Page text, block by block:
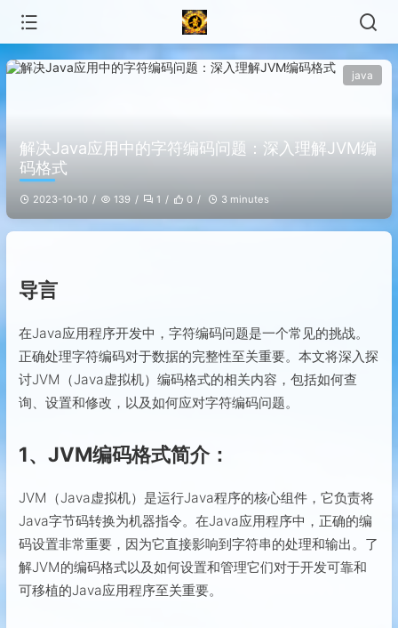
java
解决Java应用中的字符编码问题：深入理解JVM编
码格式
2023-10-10 139 1 0 3 minutes
导言
在Java应用程序开发中，字符编码问题是一个常见的挑战。
正确处理字符编码对于数据的完整性至关重要。本文将深入探
讨JVM（Java虚拟机）编码格式的相关内容，包括如何查
询、设置和修改，以及如何应对字符编码问题。
1、JVM编码格式简介：
JVM（Java虚拟机）是运行Java程序的核心组件，它负责将
Java字节码转换为机器指令。在Java应用程序中，正确的编
码设置非常重要，因为它直接影响到字符串的处理和输出。了
解JVM的编码格式以及如何设置和管理它们对于开发可靠和
可移植的Java应用程序至关重要。